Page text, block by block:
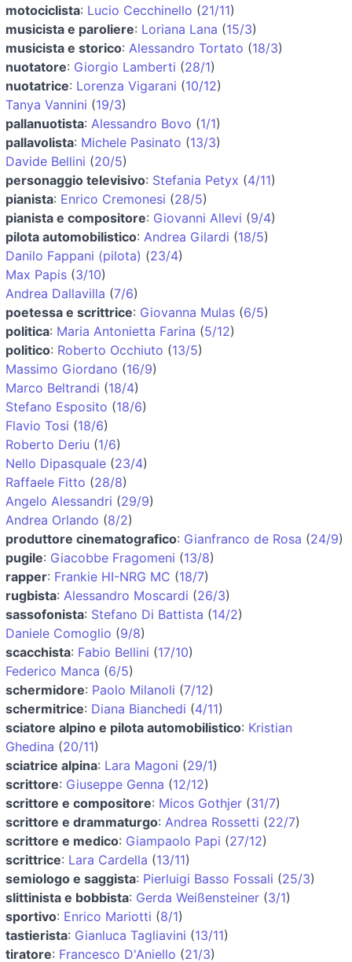
motociclista: Lucio Cecchinello (21/11)
musicista e paroliere: Loriana Lana (15/3)
musicista e storico: Alessandro Tortato (18/3)
nuotatore: Giorgio Lamberti (28/1)
nuotatrice: Lorenza Vigarani (10/12)
Tanya Vannini (19/3)
pallanuotista: Alessandro Bovo (1/1)
pallavolista: Michele Pasinato (13/3)
Davide Bellini (20/5)
personaggio televisivo: Stefania Petyx (4/11)
pianista: Enrico Cremonesi (28/5)
pianista e compositore: Giovanni Allevi (9/4)
pilota automobilistico: Andrea Gilardi (18/5)
Danilo Fappani (pilota) (23/4)
Max Papis (3/10)
Andrea Dallavilla (7/6)
poetessa e scrittrice: Giovanna Mulas (6/5)
politica: Maria Antonietta Farina (5/12)
politico: Roberto Occhiuto (13/5)
Massimo Giordano (16/9)
Marco Beltrandi (18/4)
Stefano Esposito (18/6)
Flavio Tosi (18/6)
Roberto Deriu (1/6)
Nello Dipasquale (23/4)
Raffaele Fitto (28/8)
Angelo Alessandri (29/9)
Andrea Orlando (8/2)
produttore cinematografico: Gianfranco de Rosa (24/9)
pugile: Giacobbe Fragomeni (13/8)
rapper: Frankie HI-NRG MC (18/7)
rugbista: Alessandro Moscardi (26/3)
sassofonista: Stefano Di Battista (14/2)
Daniele Comoglio (9/8)
scacchista: Fabio Bellini (17/10)
Federico Manca (6/5)
schermidore: Paolo Milanoli (7/12)
schermitrice: Diana Bianchedi (4/11)
sciatore alpino e pilota automobilistico: Kristian
Ghedina (20/11)
sciatrice alpina: Lara Magoni (29/1)
scrittore: Giuseppe Genna (12/12)
scrittore e compositore: Micos Gothjer (31/7)
scrittore e drammaturgo: Andrea Rossetti (22/7)
scrittore e medico: Giampaolo Papi (27/12)
scrittrice: Lara Cardella (13/11)
semiologo e saggista: Pierluigi Basso Fossali (25/3)
slittinista e bobbista: Gerda Weißensteiner (3/1)
sportivo: Enrico Mariotti (8/1)
tastierista: Gianluca Tagliavini (13/11)
tiratore: Francesco D'Aniello (21/3)